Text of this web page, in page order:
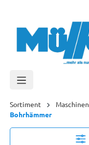
Sortiment Maschinen
Bohrhämmer